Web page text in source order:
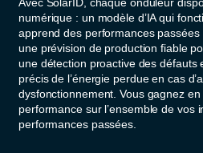
numérique : un modèle d’IA qui
apprend des performances
une prévision de production fiable
une détection proactive des défauts
précis de l’énergie perdue en cas
dysfonctionnement. Vous gagnez
performance sur l’ensemble de vos
performances passées.